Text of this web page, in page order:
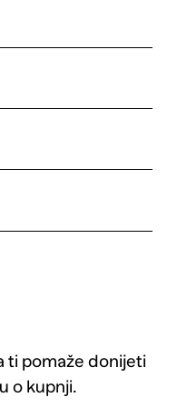
ti pomaže donijeti
o kupnji.